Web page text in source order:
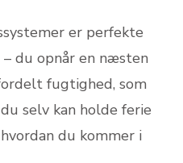
er perfekte
du opnår en næsten
fugtighed, som
selv kan holde ferie
du kommer i